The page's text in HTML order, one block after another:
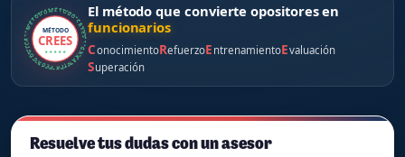
MÉTODO CREES · GARANTÍA PEDAGÓGICA · MÉTODO CREES ·
MÉTODO
CREES
★ ★ ★ ★ ★
El método que convierte opositores en
funcionarios
ConocimientoRefuerzoE ntrenamientoEvaluación
Superación
Resuelve tus dudas con un asesor